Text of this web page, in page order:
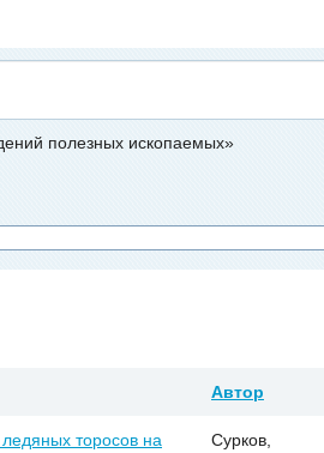
полезных ископаемых»
Автор
торосов на
Сурков,